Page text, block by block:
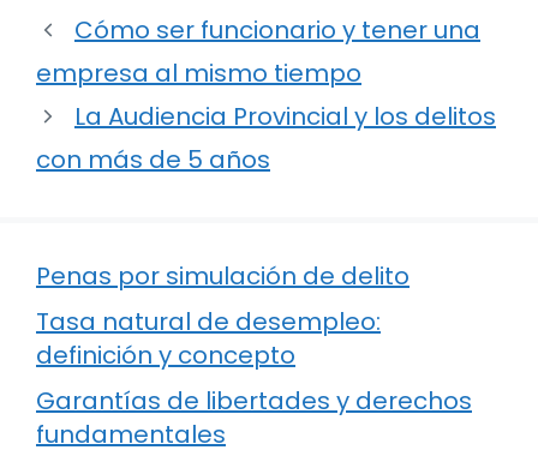
Cómo ser funcionario y tener una
empresa al mismo tiempo
La Audiencia Provincial y los delitos
con más de 5 años
Penas por simulación de delito
Tasa natural de desempleo:
definición y concepto
Garantías de libertades y derechos
fundamentales